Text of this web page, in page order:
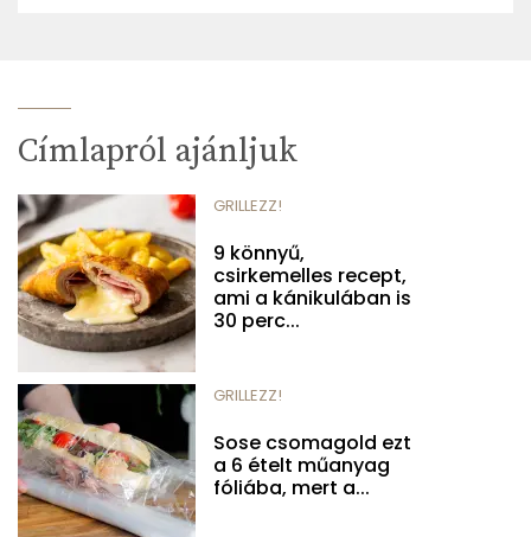
Címlapról ajánljuk
GRILLEZZ!
9 könnyű,
csirkemelles recept,
ami a kánikulában is
30 perc...
GRILLEZZ!
Sose csomagold ezt
a 6 ételt műanyag
fóliába, mert a...